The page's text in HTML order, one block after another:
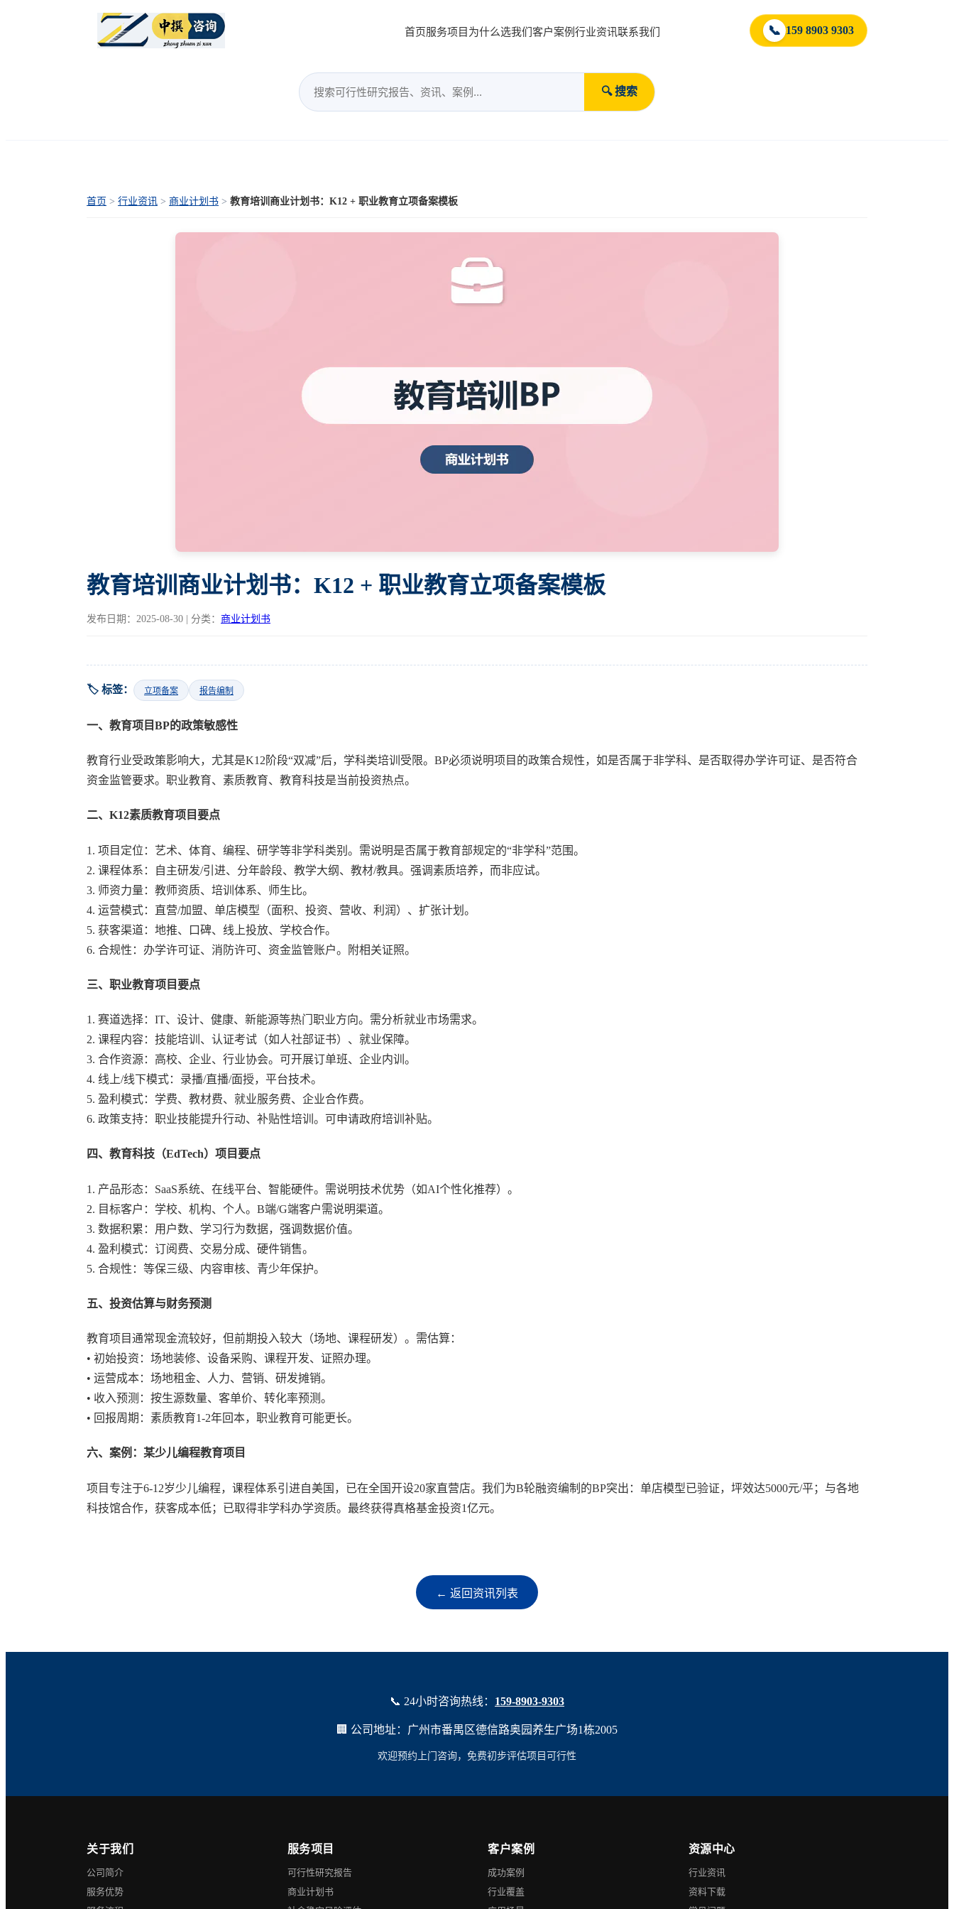
首页服务项目 为什么选我们客户案例行业资讯联系我们 📞 159 8903 9303
🔍 搜索
首页 > 行业资讯 > 商业计划书 > 教育培训商业计划书：K12 + 职业教育立项备案模板
教育培训商业计划书：K12 + 职业教育立项备案模板
发布日期：2025-08-30 | 分类： 商业计划书
🏷️ 标签： 立项备案 报告编制
一、教育项目BP的政策敏感性
教育行业受政策影响大，尤其是K12阶段“双减”后，学科类培训受限。BP必须说明项目的政策合规性，如是否属于非学科、是否取得办学许可证、是否符合
资金监管要求。职业教育、素质教育、教育科技是当前投资热点。
二、K12素质教育项目要点
1. 项目定位：艺术、体育、编程、研学等非学科类别。需说明是否属于教育部规定的“非学科”范围。
2. 课程体系：自主研发/引进、分年龄段、教学大纲、教材/教具。强调素质培养，而非应试。
3. 师资力量：教师资质、培训体系、师生比。
4. 运营模式：直营/加盟、单店模型（面积、投资、营收、利润）、扩张计划。
5. 获客渠道：地推、口碑、线上投放、学校合作。
6. 合规性：办学许可证、消防许可、资金监管账户。附相关证照。
三、职业教育项目要点
1. 赛道选择：IT、设计、健康、新能源等热门职业方向。需分析就业市场需求。
2. 课程内容：技能培训、认证考试（如人社部证书）、就业保障。
3. 合作资源：高校、企业、行业协会。可开展订单班、企业内训。
4. 线上/线下模式：录播/直播/面授，平台技术。
5. 盈利模式：学费、教材费、就业服务费、企业合作费。
6. 政策支持：职业技能提升行动、补贴性培训。可申请政府培训补贴。
四、教育科技（EdTech）项目要点
1. 产品形态：SaaS系统、在线平台、智能硬件。需说明技术优势（如AI个性化推荐）。
2. 目标客户：学校、机构、个人。B端/G端客户需说明渠道。
3. 数据积累：用户数、学习行为数据，强调数据价值。
4. 盈利模式：订阅费、交易分成、硬件销售。
5. 合规性：等保三级、内容审核、青少年保护。
五、投资估算与财务预测
教育项目通常现金流较好，但前期投入较大（场地、课程研发）。需估算：
• 初始投资：场地装修、设备采购、课程开发、证照办理。
• 运营成本：场地租金、人力、营销、研发摊销。
• 收入预测：按生源数量、客单价、转化率预测。
• 回报周期：素质教育1-2年回本，职业教育可能更长。
六、案例：某少儿编程教育项目
项目专注于6-12岁少儿编程，课程体系引进自美国，已在全国开设20家直营店。我们为B轮融资编制的BP突出：单店模型已验证，坪效达5000元/平；与各地
科技馆合作，获客成本低；已取得非学科办学资质。最终获得真格基金投资1亿元。
← 返回资讯列表
📞 24小时咨询热线： 159-8903-9303
🏢 公司地址：广州市番禺区德信路奥园养生广场1栋2005
欢迎预约上门咨询，免费初步评估项目可行性
关于我们
公司简介
服务优势
服务项目
可行性研究报告
商业计划书
客户案例
成功案例
行业覆盖
资源中心
行业资讯
资料下载